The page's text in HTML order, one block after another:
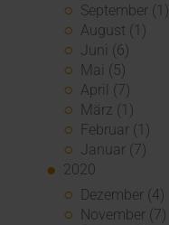
September (1)
August (1)
Juni (6)
Mai (5)
April (7)
März (1)
Februar (1)
Januar (7)
2020
Dezember (4)
November (7)